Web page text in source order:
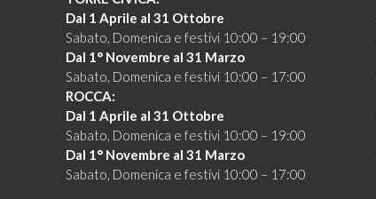
Dal 1 Aprile al 31 Ottobre
Sabato, Domenica e festivi 10:00 – 19:00
Dal 1° Novembre al 31 Marzo
Sabato, Domenica e festivi 10:00 – 17:00
ROCCA:
Dal 1 Aprile al 31 Ottobre
Sabato, Domenica e festivi 10:00 – 19:00
Dal 1° Novembre al 31 Marzo
Sabato, Domenica e festivi 10:00 – 17:00